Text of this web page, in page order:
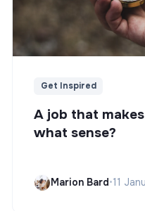
Get Inspired
A job that
what sense?
Marion Bard•11